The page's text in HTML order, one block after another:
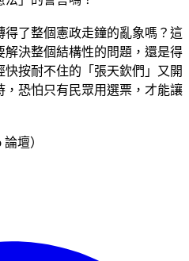
了整個憲政走鐘的亂象嗎？這
決整個結構性的問題，還是得
按耐不住的「張天欽們」又開
恐怕只有民眾用選票，才能讓
壇）